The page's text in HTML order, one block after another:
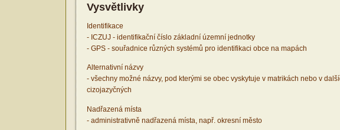
Vysvětlivky
Identifikace
- ICZUJ - identifikační číslo základní územní jednotky
- GPS - souřadnice různých systémů pro identifikaci obce na mapách
Alternativní názvy
- všechny možné názvy, pod kterými se obec vyskytuje v matrikách nebo v
cizojazyčných
Nadřazená místa
- administrativně nadřazená místa, např. okresní město